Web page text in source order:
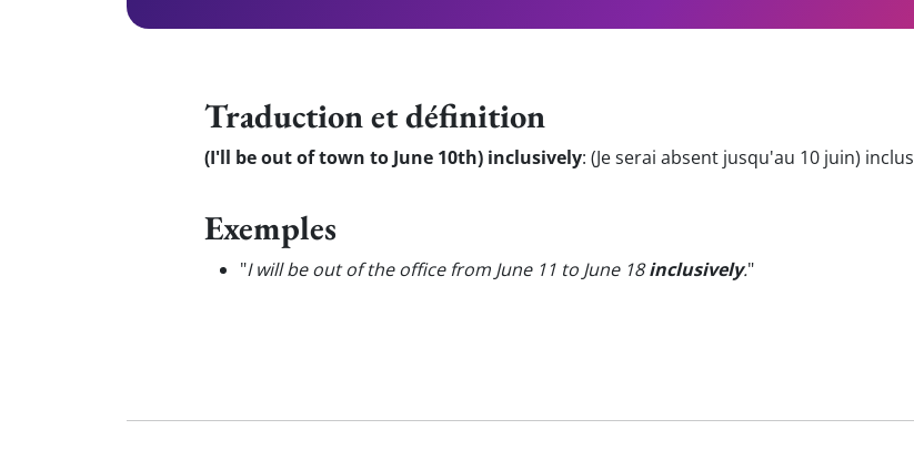
Traduction et définition
(I'll be out of town to June 10th) inclusively: (Je serai absent jusqu'au 10 juin) inclus
Exemples
"I will be out of the office from June 11 to June 18inclusively."